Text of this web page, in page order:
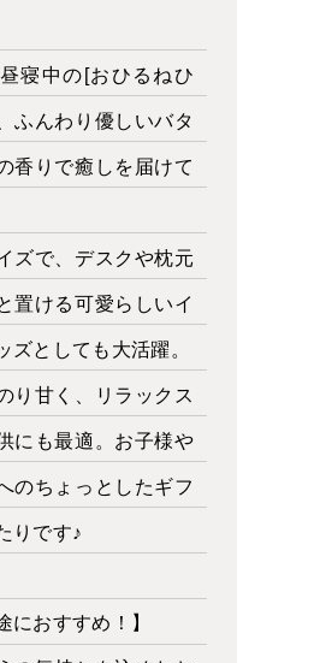
寝中の[おひるねひ
ふんわり優しいバタ
香りで癒しを届けて
ズで、デスクや枕元
置ける可愛らしいイ
ズとしても大活躍。
り甘く、リラックス
にも最適。お子様や
のちょっとしたギフ
りです♪
におすすめ！】